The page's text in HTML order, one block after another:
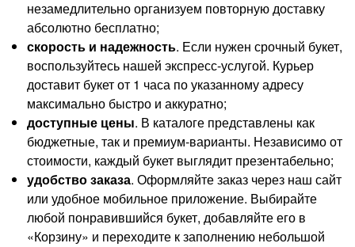
незамедлительно организуем повторную доставку
абсолютно бесплатно;
скорость и надежность. Если нужен срочный букет,
воспользуйтесь нашей экспресс-услугой. Курьер
доставит букет от 1 часа по указанному адресу
максимально быстро и аккуратно;
доступные цены. В каталоге представлены как
бюджетные, так и премиум-варианты. Независимо от
стоимости, каждый букет выглядит презентабельно;
удобство заказа. Оформляйте заказ через наш сайт
или удобное мобильное приложение. Выбирайте
любой понравившийся букет, добавляйте его в
«Корзину» и переходите к заполнению небольшой